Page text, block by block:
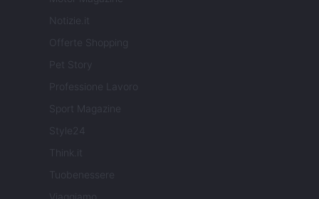
Notizie.it
Offerte Shopping
Pet Story
Professione Lavoro
Sport Magazine
Style24
Think.it
Tuobenessere